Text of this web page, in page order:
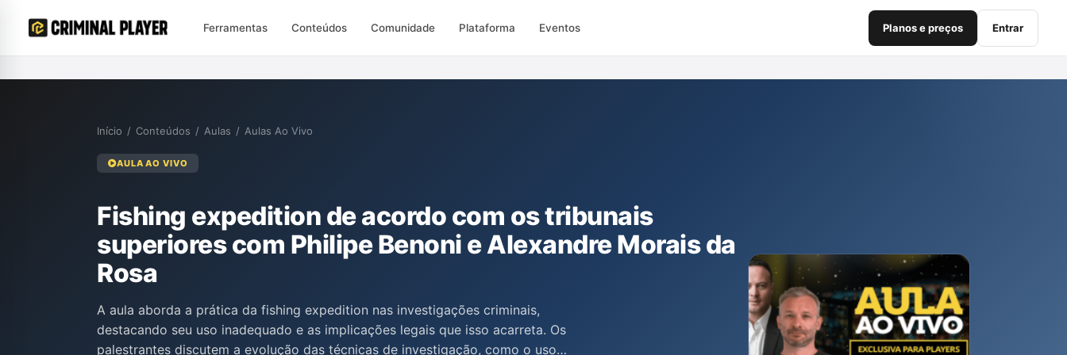
Ferramentas Conteúdos Comunidade Plataforma Eventos Planos e preços Entrar
Início / Conteúdos / Aulas / Aulas Ao Vivo
AULA AO VIVO
Fishing expedition de acordo com os tribunais
superiores com Philipe Benoni e Alexandre Morais da
Rosa
A aula aborda a prática da fishing expedition nas investigações criminais,
destacando seu uso inadequado e as implicações legais que isso acarreta. Os
palestrantes discutem a evolução das técnicas de investigação, como o uso